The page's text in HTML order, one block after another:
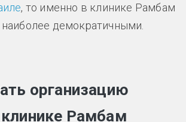
, то именно в клинике Рамбам
демократичными.
организацию
Рамбам